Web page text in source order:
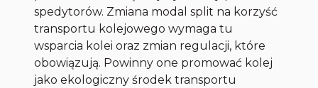
spedytorów. Zmiana modal split na korzyść
transportu kolejowego wymaga tu
wsparcia kolei oraz zmian regulacji, które
obowiązują. Powinny one promować kolej
jako ekologiczny środek transportu